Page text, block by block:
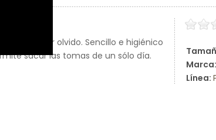
Marca:
Línea:
tomas por olvido. Sencillo e higiénico
sacar las tomas de un sólo día.